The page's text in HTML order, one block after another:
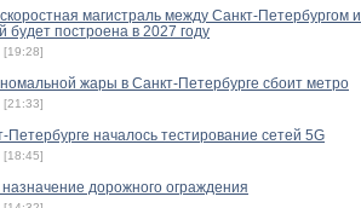
магистраль между Санкт-Петербургом и
будет построена в 2027 году
[19:28]
жары в Санкт-Петербурге сбоит метро
[21:33]
Петербурге началось тестирование сетей 5G
[18:45]
дорожного ограждения